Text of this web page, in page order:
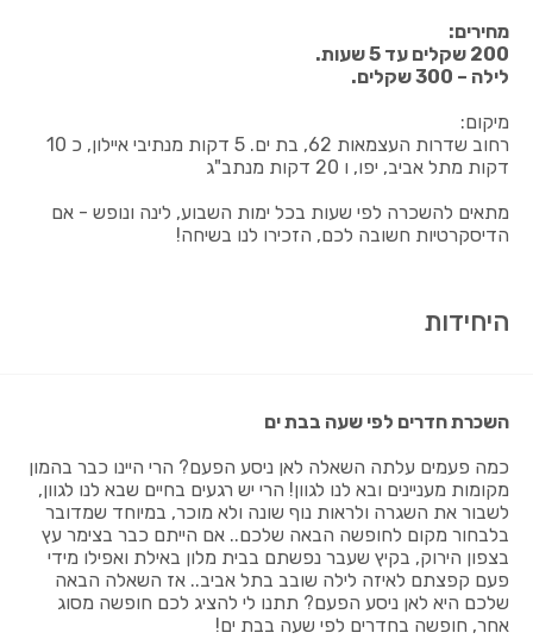
מחירים:
200 שקלים עד 5 שעות.
לילה – 300 שקלים.
מיקום:
רחוב שדרות העצמאות 62, בת ים. 5 דקות מנתיבי איילון, כ 10
דקות מתל אביב, יפו, ו 20 דקות מנתב"ג
מתאים להשכרה לפי שעות בכל ימות השבוע, לינה ונופש - אם
הדיסקרטיות חשובה לכם, הזכירו לנו בשיחה!
היחידות
השכרת חדרים לפי שעה בבת ים
כמה פעמים עלתה השאלה לאן ניסע הפעם? הרי היינו כבר בהמון
מקומות מעניינים ובא לנו לגוון! הרי יש רגעים בחיים שבא לנו לגוון,
לשבור את השגרה ולראות נוף שונה ולא מוכר, במיוחד שמדובר
בלבחור מקום לחופשה הבאה שלכם.. אם הייתם כבר בצימר עץ
בצפון הירוק, בקיץ שעבר נפשתם בבית מלון באילת ואפילו מידי
פעם קפצתם לאיזה לילה שובב בתל אביב.. אז השאלה הבאה
שלכם היא לאן ניסע הפעם? תתנו לי להציג לכם חופשה מסוג
אחר, חופשה בחדרים לפי שעה בבת ים!